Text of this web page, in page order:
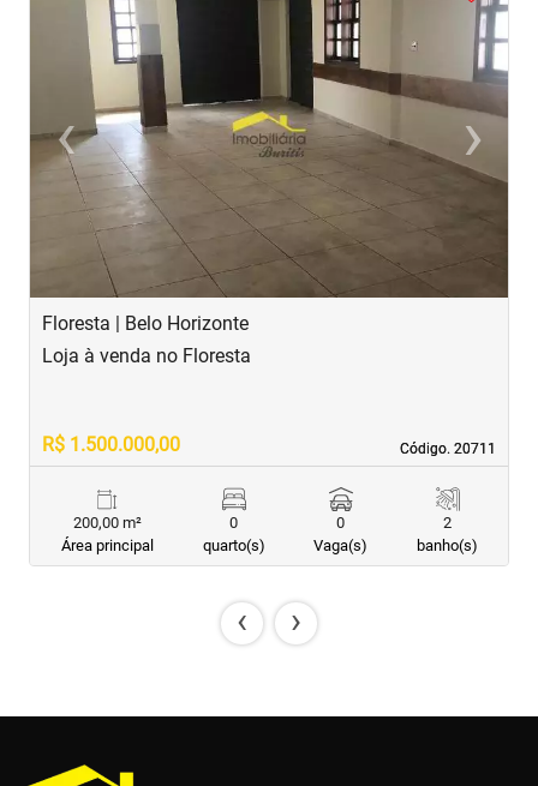
‹Previous ›Next
Floresta | Belo Horizonte
Código. 20711
Código. 20711
Loja à venda no Floresta
R$ 1.500.000,00
200,00 m²
Área principal
0
quarto(s)
0
Vaga(s)
2
banho(s)
‹ ›